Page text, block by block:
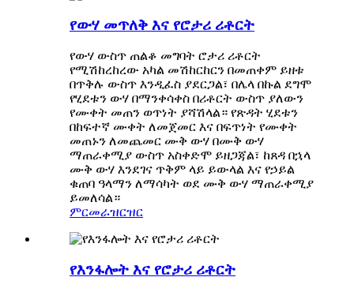
የውሃ መጥለቅ እና የሮታሪ ሪቶርት
የውሃ ውስጥ ጠልቆ መግባት ሮታሪ ሪቶርት
የሚሽከረከረው አካል መሽከርከርን በመጠቀም ይዘቱ
በጥቅሉ ውስጥ እንዲፈስ ያደርጋል፣ በሌላ በኩል ደግሞ
የሂደቱን ውሃ በማንቀሳቀስ በሪቶርት ውስጥ ያለውን
የሙቀት መጠን ወጥነት ያሻሽላል። የጽዳት ሂደቱን
በከፍተኛ ሙቀት ለመጀመር እና በፍጥነት የሙቀት
መጠኑን ለመጨመር ሙቅ ውሃ በሙቅ ውሃ
ማጠራቀሚያ ውስጥ አስቀድሞ ይዘጋጃል፣ ከጸዳ በኋላ
ሙቅ ውሃ እንደገና ጥቅም ላይ ይውላል እና የኃይል
ቁጠባ ዓላማን ለማሳካት ወደ ሙቅ ውሃ ማጠራቀሚያ
ይመለሳል።
ምርመራዝርዝር
የእንፋሎት እና የሮታሪ ሪቶርት